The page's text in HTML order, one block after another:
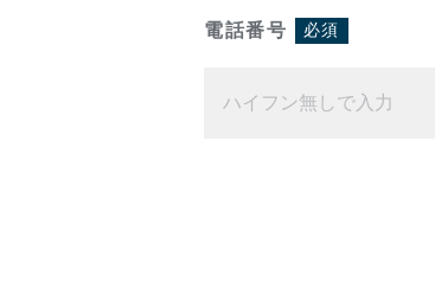
電話番号 必須